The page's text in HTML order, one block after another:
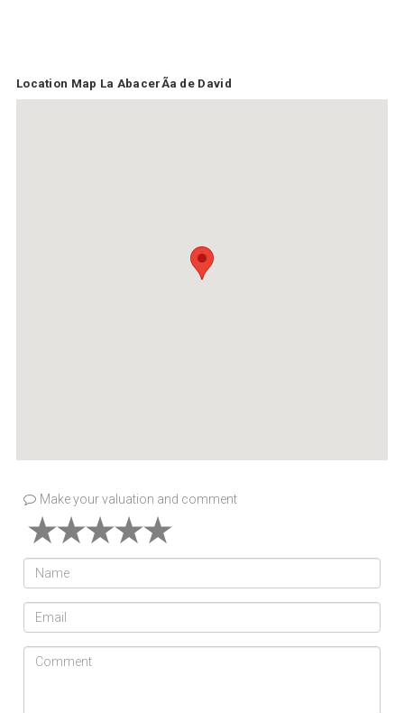
Location Map La AbacerÃ­a de David
Make your valuation and comment